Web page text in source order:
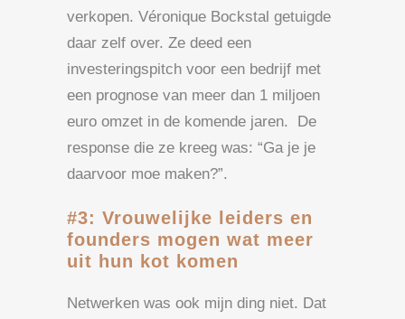
verkopen. Véronique Bockstal getuigde
daar zelf over. Ze deed een
investeringspitch voor een bedrijf met
een prognose van meer dan 1 miljoen
euro omzet in de komende jaren. De
response die ze kreeg was: “Ga je je
daarvoor moe maken?”.
#3: Vrouwelijke leiders en
founders mogen wat meer
uit hun kot komen
Netwerken was ook mijn ding niet. Dat